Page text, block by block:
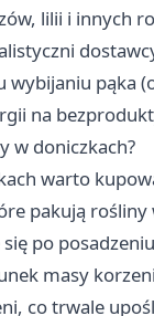
lilii i innych
wybijaniu pąka
na
w doniczkach?
warto
pakują
po
masy
co trwale